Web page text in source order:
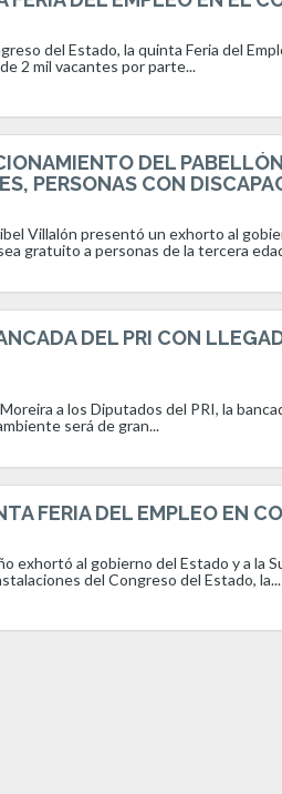
del Estado, la quinta Feria del
2 mil vacantes por parte...
DEL
PERSONAS CON
Villalón presentó un exhorto al
gratuito a personas de la tercera
DEL PRI CON
a los Diputados del PRI, la
será de gran...
FERIA DEL EMPLEO EN
exhortó al gobierno del Estado y a la
del Congreso del Estado, la...